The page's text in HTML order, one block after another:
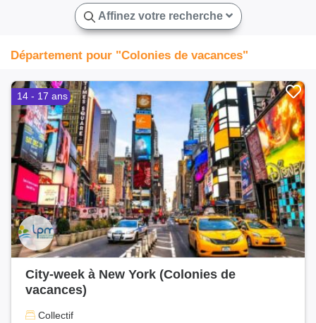
Affinez votre recherche
Département pour "Colonies de vacances"
14 - 17 ans
City-week à New York (Colonies de
vacances)
Collectif